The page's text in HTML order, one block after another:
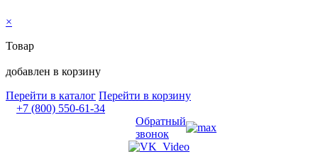
×
Товар
добавлен в корзину
Перейти в каталог Перейти в корзину
+7 (800) 550-61-34
Обратный
звонок